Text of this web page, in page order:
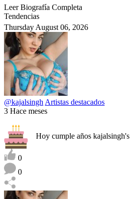
Leer Biografía Completa
Tendencias
Thursday August 06, 2026
@kajalsingh Artistas destacados
3 Hace meses
Hoy cumple años kajalsingh's
0
0